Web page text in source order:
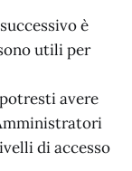
è
utili per
avere
di accesso